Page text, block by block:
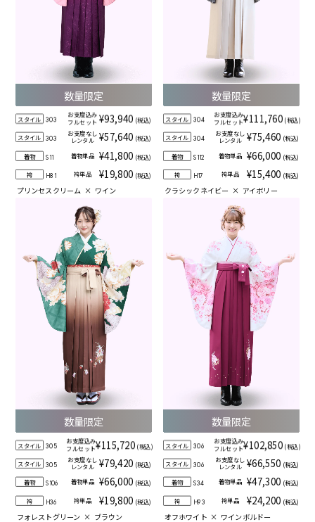
数量限定
スタイル 303
お支度込み
フルセット ¥93,940 (税込)
スタイル 303
お支度なし
レンタル
¥57,640 (税込)
着物 S11 着物単品 ¥41,800 (税込)
袴 H81 袴単品 ¥19,800 (税込)
プリンセスクリーム × ワイン
数量限定
スタイル 304
お支度込み
フルセット¥111,760 (税込)
スタイル 304
お支度なし
レンタル ¥75,460 (税込)
着物 S112 着物単品 ¥66,000 (税込)
袴 H17 袴単品 ¥15,400 (税込)
クラシックネイビー × アイボリー
数量限定
スタイル 305
お支度込み
フルセット¥115,720 (税込)
スタイル 305
お支度なし
レンタル
¥79,420 (税込)
着物 S106 着物単品 ¥66,000 (税込)
袴 H36 袴単品 ¥19,800 (税込)
フォレストグリーン × ブラウン
数量限定
スタイル 306
お支度込み
フルセット¥102,850 (税込)
スタイル 306
お支度なし
レンタル ¥66,550 (税込)
着物 S34 着物単品 ¥47,300 (税込)
袴 H93 袴単品 ¥24,200 (税込)
オフホワイト × ワインボルドー